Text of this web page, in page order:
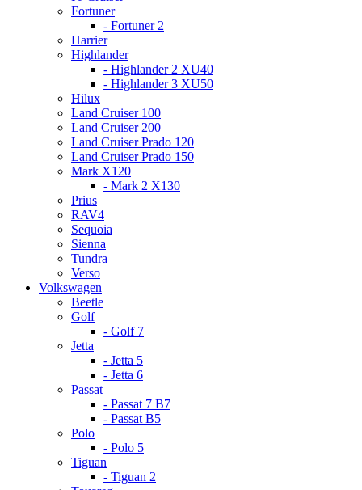
Fortuner
- Fortuner 2
Harrier
Highlander
- Highlander 2 XU40
- Highlander 3 XU50
Hilux
Land Cruiser 100
Land Cruiser 200
Land Cruiser Prado 120
Land Cruiser Prado 150
Mark X120
- Mark 2 X130
Prius
RAV4
Sequoia
Sienna
Tundra
Verso
Volkswagen
Beetle
Golf
- Golf 7
Jetta
- Jetta 5
- Jetta 6
Passat
- Passat 7 B7
- Passat B5
Polo
- Polo 5
Tiguan
- Tiguan 2